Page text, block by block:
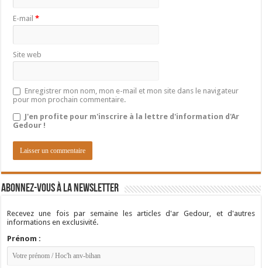
E-mail*
Site web
Enregistrer mon nom, mon e-mail et mon site dans le navigateur
pour mon prochain commentaire.
J'en profite pour m'inscrire à la lettre d'information d'Ar
Gedour !
Abonnez-vous à la newsletter
Recevez une fois par semaine les articles d'ar Gedour, et d'autres
informations en exclusivité.
Prénom :